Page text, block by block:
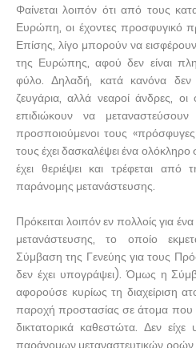
Φαίνεται λοιπόν ότι από τους
Ευρώπη, οι έχοντες προσφυγικό
Επίσης, λίγο μπορούν να
της Ευρώπης, αφού δεν είναι
φύλο. Δηλαδή, κατά κανόνα δεν
ζευγάρια, αλλά νεαροί άνδρες, οι
επιδιώκουν να
προσποιούμενοι τους
τους έχει δασκαλέψει ένα
έχει θεριέψει και τρέφεται από
παράνομης μετανάστευσης.
Πρόκειται λοιπόν εν πολλοίς για
μετανάστευσης, το οποίο
Σύμβαση της Γενεύης για τους
δεν έχει υπογράψει). Όμως η
αφορούσε κυρίως τη διαχείριση
παροχή προστασίας σε άτομα που
δικτατορικά καθεστώτα. Δεν είχε
παράνομων μεταναστευτικών ροών